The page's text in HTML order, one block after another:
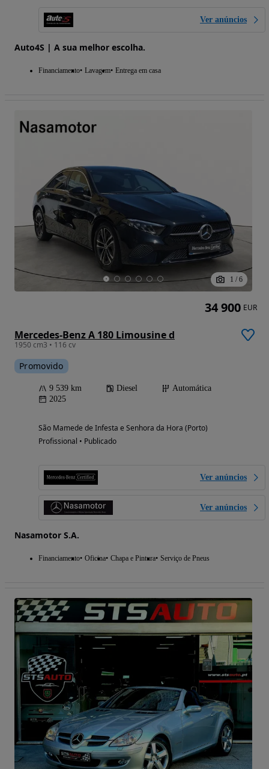
Ver anúncios
Auto4S | A sua melhor escolha.
Financiamento Lavagem Entrega em casa
1 / 6
Mercedes-Benz A 180 Limousine d
1950 cm3 • 116 cv
Promovido
9 539 km Diesel
Automática
2025
São Mamede de Infesta e Senhora da Hora (Porto)
Profissional • Publicado
Ver anúncios
Ver anúncios
Nasamotor S.A.
Financiamento Oficina Chapa e Pintura Serviço de Pneus
34 900 EUR